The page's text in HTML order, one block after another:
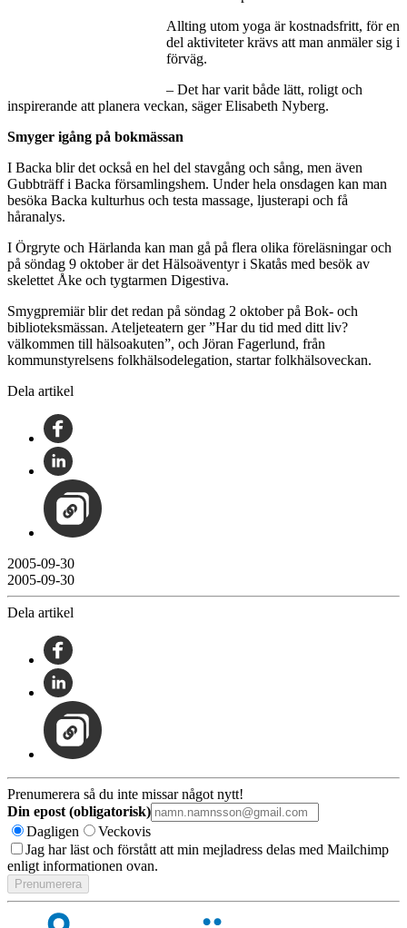
Allting utom yoga är kostnadsfritt, för en
del aktiviteter krävs att man anmäler sig i
förväg.
– Det har varit både lätt, roligt och
inspirerande att planera veckan, säger Elisabeth Nyberg.
Smyger igång på bokmässan
I Backa blir det också en hel del stavgång och sång, men även
Gubbträff i Backa församlingshem. Under hela onsdagen kan man
besöka Backa kulturhus och testa massage, ljusterapi och få
håranalys.
I Örgryte och Härlanda kan man gå på flera olika föreläsningar och
på söndag 9 oktober är det Hälsoäventyr i Skatås med besök av
skelettet Åke och tygtarmen Digestiva.
Smygpremiär blir det redan på söndag 2 oktober på Bok- och
biblioteksmässan. Ateljeteatern ger ”Har du tid med ditt liv?
välkommen till hälsoakuten”, och Jöran Fagerlund, från
kommunstyrelsens folkhälsodelegation, startar folkhälsoveckan.
Dela artikel
2005-09-30
2005-09-30
Dela artikel
Prenumerera så du inte missar något nytt!
Din epost (obligatorisk)
Dagligen
Veckovis
Jag har läst och förstått att min mejladress delas med Mailchimp
enligt informationen ovan.